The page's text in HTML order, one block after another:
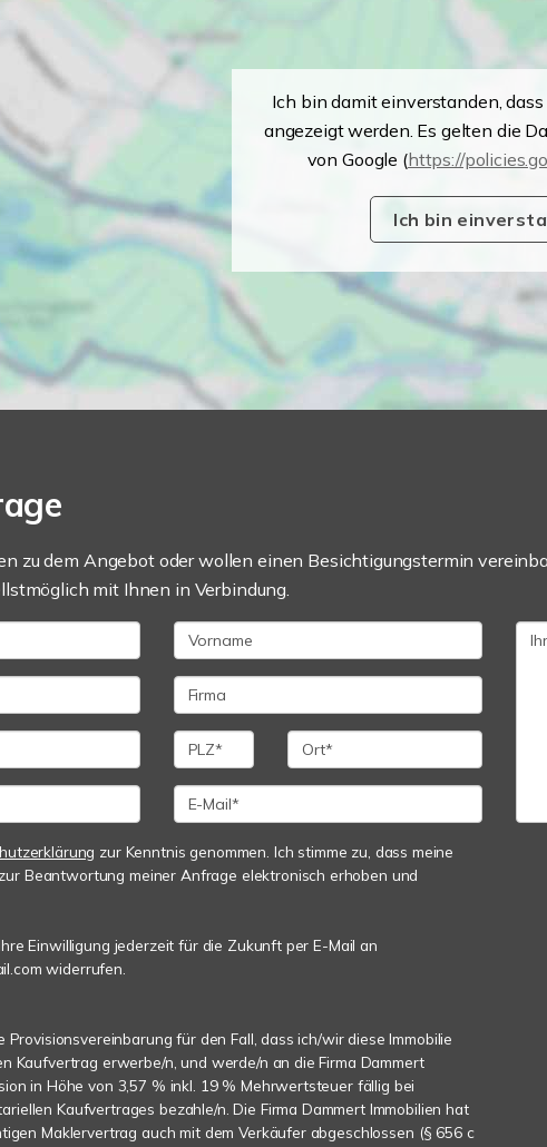
Ich bin damit einverstanden,
angezeigt werden. Es gelten die
von Google (https://
Ich bin
zu dem Angebot oder wollen einen Besichtigungstermin
mit Ihnen in Verbindung.
zur Kenntnis genommen. Ich stimme zu, dass meine
Beantwortung meiner Anfrage elektronisch erhoben und
Einwilligung jederzeit für die Zukunft per E-Mail an
widerrufen.
Provisionsvereinbarung für den Fall, dass ich/wir diese Immobilie
Kaufvertrag erwerbe/n, und werde/n an die Firma Dammert
in Höhe von 3,57 % inkl. 19 % Mehrwertsteuer fällig bei
Kaufvertrages bezahle/n. Die Firma Dammert Immobilien hat
Maklervertrag auch mit dem Verkäufer abgeschlossen (§ 656 c